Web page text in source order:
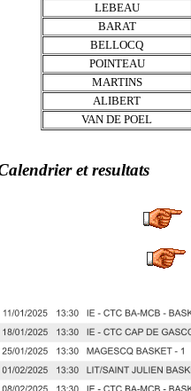
LEBEAU
BARAT
BELLOCQ
POINTEAU
MARTINS
ALIBERT
VAN DE POEL
et resultats